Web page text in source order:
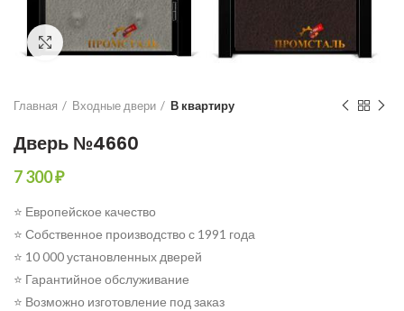
Click to enlarge
Главная Входные двери В квартиру
Дверь №4660
7 300₽
⭐ Европейское качество
⭐ Собственное производство с 1991 года
⭐ 10 000 установленных дверей
⭐ Гарантийное обслуживание
⭐ Возможно изготовление под заказ